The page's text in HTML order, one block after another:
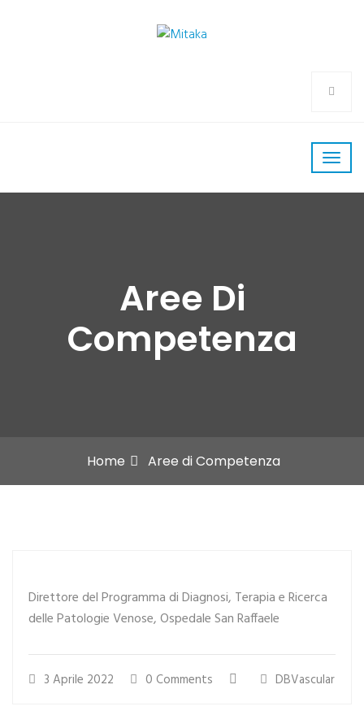
Aree Di
Competenza
Home Aree di Competenza
Direttore del Programma di Diagnosi, Terapia e Ricerca
delle Patologie Venose, Ospedale San Raffaele
3 Aprile 2022 0 Comments DBVascular